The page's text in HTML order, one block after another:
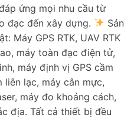
ứng mọi nhu cầu từ
đạc đến xây dựng.
Sản
Máy GPS RTK, UAV RTK
máy toàn đạc điện tử,
máy định vị GPS cầm
liên lạc, máy cân mực,
máy đo khoảng cách,
địa. Tất cả thiết bị đều